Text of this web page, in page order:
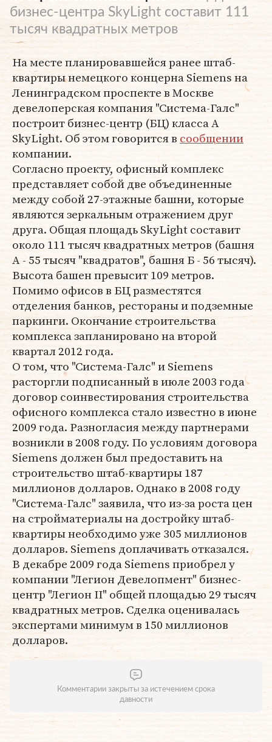
бизнес-центра SkyLight составит 111
тысяч квадратных метров
На месте планировавшейся ранее штаб-
квартиры немецкого концерна Siemens на
Ленинградском проспекте в Москве
девелоперская компания "Система-Галс"
построит бизнес-центр (БЦ) класса А
SkyLight. Об этом говорится в сообщении
компании.
Согласно проекту, офисный комплекс
представляет собой две объединенные
между собой 27-этажные башни, которые
являются зеркальным отражением друг
друга. Общая площадь SkyLight составит
около 111 тысяч квадратных метров (башня
А - 55 тысяч "квадратов", башня Б - 56 тысяч).
Высота башен превысит 109 метров.
Помимо офисов в БЦ разместятся
отделения банков, рестораны и подземные
паркинги. Окончание строительства
комплекса запланировано на второй
квартал 2012 года.
О том, что "Система-Галс" и Siemens
расторгли подписанный в июле 2003 года
договор соинвестирования строительства
офисного комплекса стало известно в июне
2009 года. Разногласия между партнерами
возникли в 2008 году. По условиям договора
Siemens должен был предоставить на
строительство штаб-квартиры 187
миллионов долларов. Однако в 2008 году
"Система-Галс" заявила, что из-за роста цен
на стройматериалы на достройку штаб-
квартиры необходимо уже 305 миллионов
долларов. Siemens доплачивать отказался.
В декабре 2009 года Siemens приобрел у
компании "Легион Девелопмент" бизнес-
центр "Легион II" общей площадью 29 тысяч
квадратных метров. Сделка оценивалась
экспертами минимум в 150 миллионов
долларов.
Комментарии закрыты за истечением срока
давности